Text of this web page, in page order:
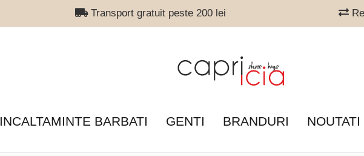
Transport gratuit peste 200 lei
INCALTAMINTE BARBATI GENTI BRANDURI NOUTATI